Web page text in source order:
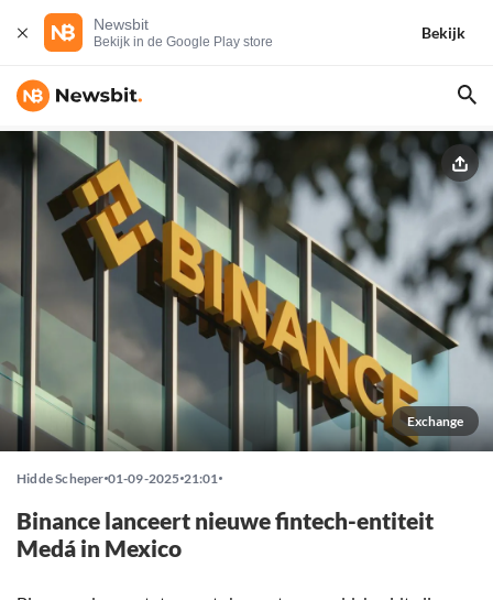
Newsbit
Bekijk in de Google Play store
Bekijk
Exchange
Hidde Scheper 01-09-2025 21:01
Binance lanceert nieuwe fintech-entiteit
Medá in Mexico